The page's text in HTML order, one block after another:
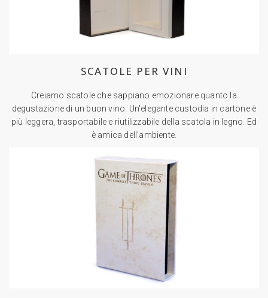
SCATOLE PER VINI
Creiamo scatole che sappiano emozionare quanto la
degustazione di un buon vino. Un'elegante custodia in cartone è
più leggera, trasportabile e riutilizzabile della scatola in legno. Ed
è amica dell'ambiente.